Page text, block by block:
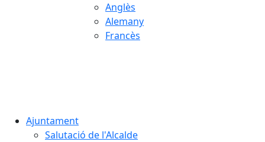
Anglès
Alemany
Francès
Ajuntament
Salutació de l'Alcalde